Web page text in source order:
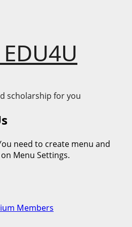
scholarship for you
need to create menu and
Menu Settings.
Members